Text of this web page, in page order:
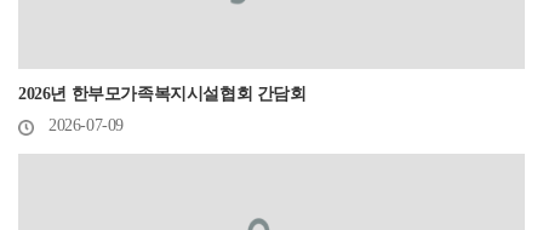
2026년 한부모가족복지시설협회 간담회
2026-07-09